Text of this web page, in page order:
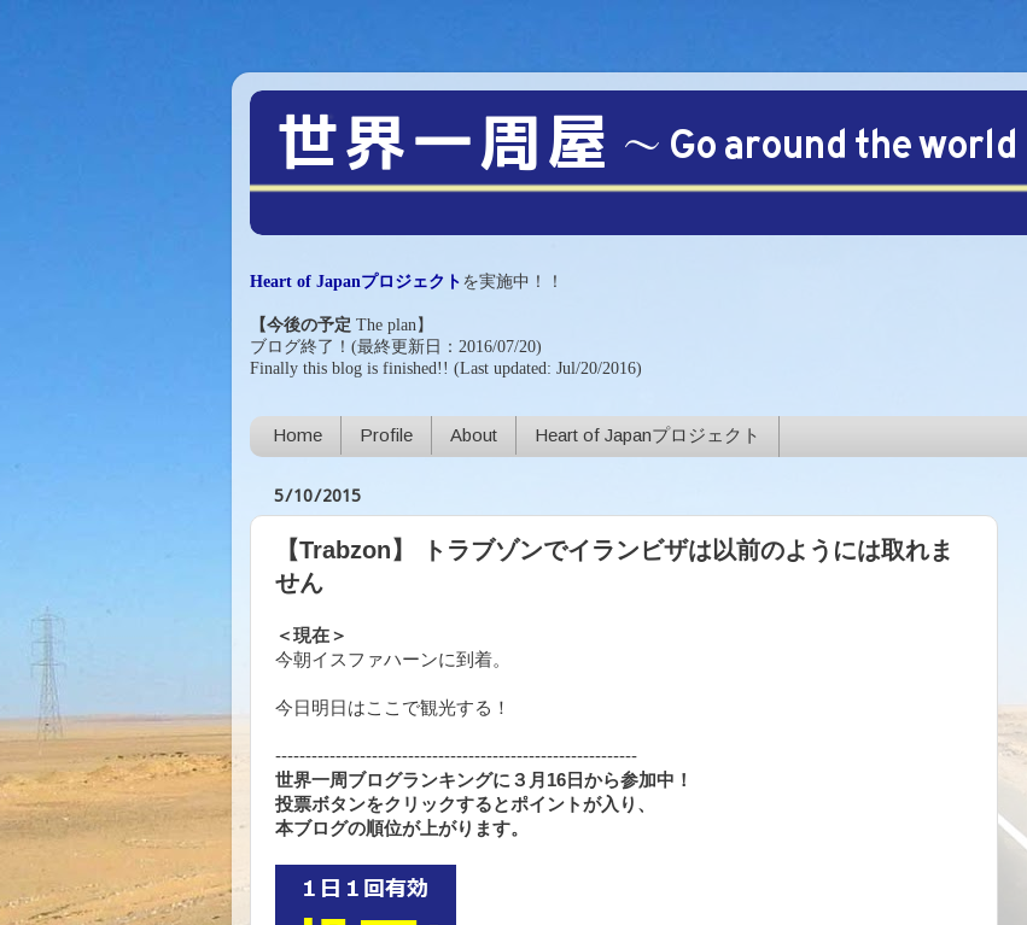
Heart of Japanプロジェクト を実施中！！
【今後の予定 The plan 】
ブログ終了！(最終更新日：2016/07/20)
Finally this blog is finished!! (Last updated: Jul/20/2016)
Home Profile About Heart of Japanプロジェクト
5/10/2015
【Trabzon】 トラブゾンでイランビザは以前のようには取れま
せん
＜現在＞
今朝イスファハーンに到着。
今日明日はここで観光する！
------------------------------------------------------------
世界一周ブログランキングに３月16日から参加中！
投票ボタンをクリックするとポイントが入り、
本ブログの順位が上がります。